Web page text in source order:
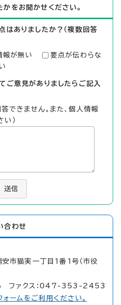
をお聞かせください。
はありましたか？（複数回答
報が無い
要点が伝わらな
ご意見がありましたらご記入
できません。また、個人情報
）
送信
合わせ
猫実一丁目1番1号（市役
ファクス：047-353-2453
ームをご利用ください。